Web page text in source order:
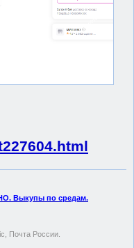
Выкупы по средам.
Почта России.